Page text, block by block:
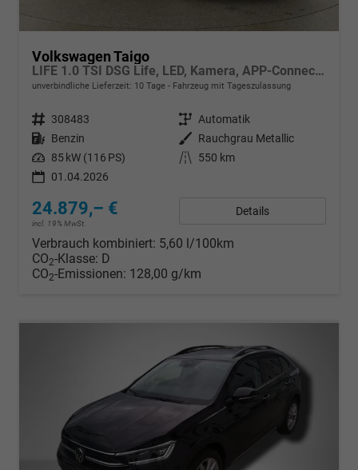
Volkswagen Taigo
LIFE 1.0 TSI DSG Life, LED, Kamera, APP-Connect, Winter, 17-Zoll
unverbindliche Lieferzeit: 10 Tage Fahrzeug mit Tageszulassung
Fahrzeugnr. 308483 Getriebe Automatik
Kraftstoff Benzin Außenfarbe
Rauchgrau Metallic
Leistung 85 kW (116 PS) Kilometerstand
550 km
01.04.2026
24.879,– €
incl. 19% MwSt.
Details
Verbrauch kombiniert: 5,60 l/100km
CO2-Klasse: D
CO2-Emissionen: 128,00 g/km